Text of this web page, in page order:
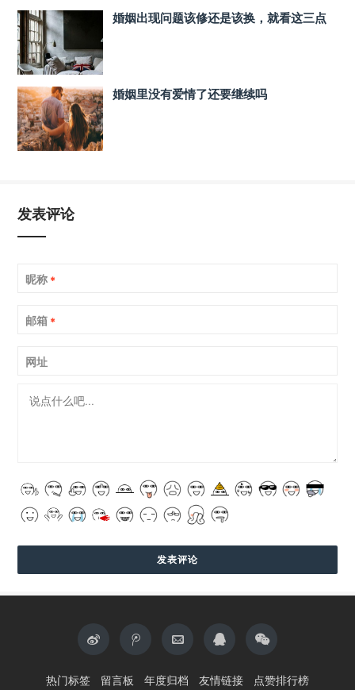
婚姻出现问题该修还是该换，就看这三点
婚姻里没有爱情了还要继续吗
发表评论
昵称 *
邮箱 *
网址
热门标签 留言板 年度归档 友情链接 点赞排行榜